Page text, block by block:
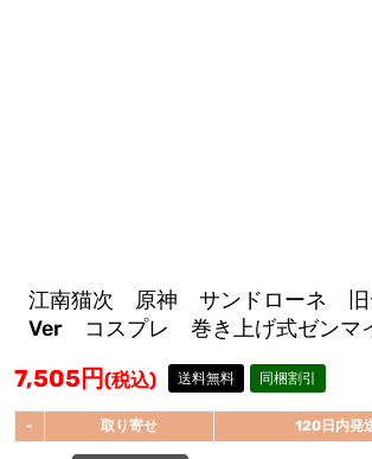
江南猫次 原神 サンドローネ 旧
Ver コスプレ 巻き上げ式ゼンマ
7,505円(税込) 送料無料 同梱割引
- 取り寄せ 120日内発